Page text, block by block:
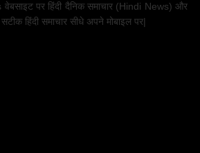
पर हिंदी दैनिक समाचार (Hindi News) और
हिंदी समाचार सीधे अपने मोबाइल पर|